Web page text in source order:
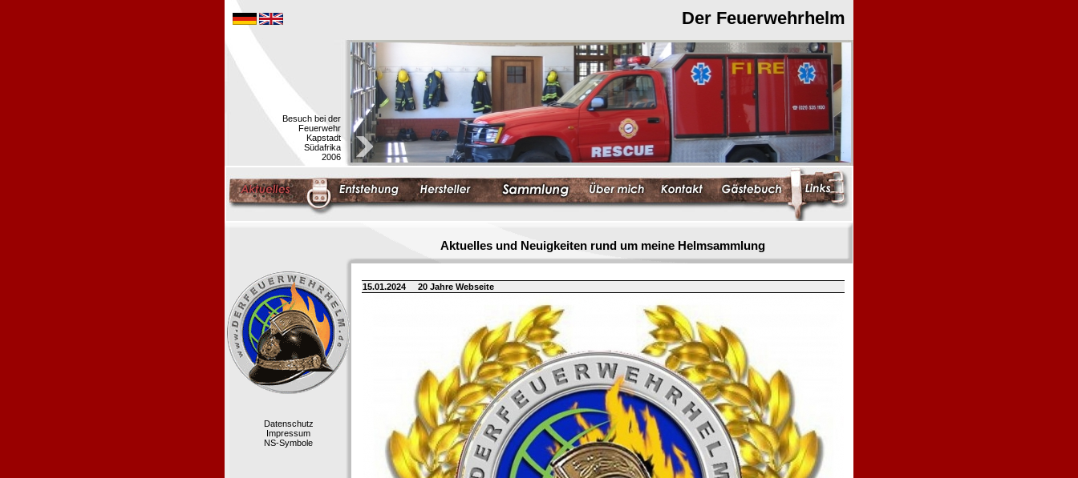
Der Feuerwehrhelm
Besuch bei der
Feuerwehr
Kapstadt
Südafrika
2006
Aktuelles und Neuigkeiten rund um meine Helmsammlung
Datenschutz
Impressum
NS-Symbole
15.01.2024 20 Jahre Webseite